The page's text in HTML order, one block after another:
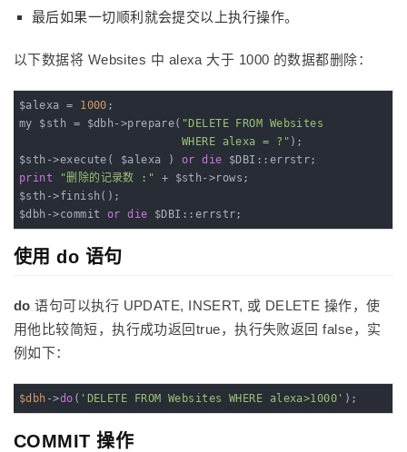
最后如果一切顺利就会提交以上执行操作。
以下数据将 Websites 中 alexa 大于 1000 的数据都删除：
$alexa = 1000 ;
my $sth = $dbh->prepare( "DELETE FROM Websites
                        WHERE alexa = ?"
);
$sth->execute( $alexa ) or die
print
"删除的记录数 :" + $sth->rows;
$sth->finish();
$dbh->commit or die $DBI::errstr;
使用 do 语句
do 语句可以执行 UPDATE, INSERT, 或 DELETE 操作，使
用他比较简短，执行成功返回true，执行失败返回 false，实
例如下：
$dbh ->do ( 'DELETE FROM Websites WHERE alexa>1000' );
COMMIT 操作